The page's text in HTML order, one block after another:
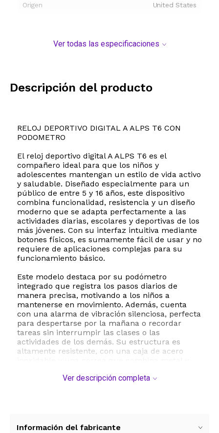
Origen United States
Ver todas las especificaciones
Descripción del producto
RELOJ DEPORTIVO DIGITAL A ALPS T6 CON
PODOMETRO
El reloj deportivo digital A ALPS T6 es el
compañero ideal para que los niños y
adolescentes mantengan un estilo de vida activo
y saludable. Diseñado especialmente para un
público de entre 5 y 16 años, este dispositivo
combina funcionalidad, resistencia y un diseño
moderno que se adapta perfectamente a las
actividades diarias, escolares y deportivas de los
más jóvenes. Con su interfaz intuitiva mediante
botones físicos, es sumamente fácil de usar y no
requiere de aplicaciones complejas para su
funcionamiento básico.
Este modelo destaca por su podómetro
integrado que registra los pasos diarios de
manera precisa, motivando a los niños a
mantenerse en movimiento. Además, cuenta
con una alarma de vibración silenciosa, perfecta
para despertarse por la mañana o recordar
tareas sin interrumpir las clases o las
actividades de los demás. Su estructura es
altamente resistente, con una caja de acero
y durabilidad ante el desgaste diario.
los niños lo utilicen al lavarse las manos, jugar
Ver descripción completa
Información del fabricante